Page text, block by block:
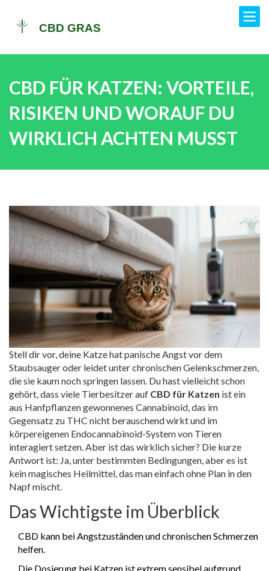
CBD FÜR KATZEN: VORTEILE,
RISIKEN UND WORAUF DU
WIRKLICH ACHTEN MUSST
Stell dir vor, deine Katze hat panische Angst vor dem
Staubsauger oder leidet unter chronischen Gelenkschmerzen,
die sie kaum noch springen lassen. Du hast vielleicht schon
gehört, dass viele Tierbesitzer auf CBD für Katzen istein
aus Hanfpflanzen gewonnenes Cannabinoid, das im
Gegensatz zu THC nicht berauschend wirkt und im
körpereigenen Endocannabinoid-System von Tieren
interagiertsetzen. Aber ist das wirklich sicher? Die kurze
Antwort ist: Ja, unter bestimmten Bedingungen, aber es ist
kein magisches Heilmittel, das man einfach ohne Plan in den
Napf mischt.
Das Wichtigste im Überblick
CBD kann bei Angstzuständen und chronischen Schmerzen
helfen.
Die Dosierung bei Katzen ist extrem sensibel aufgrund